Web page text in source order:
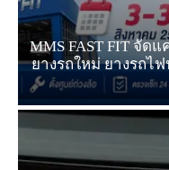
MMS FAST FIT จัด
ยางรถใหม่ ยางรถไ